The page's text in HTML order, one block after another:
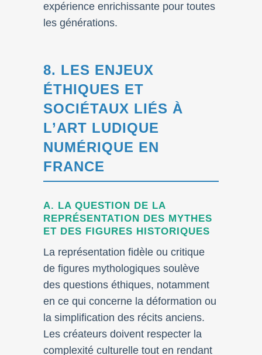
expérience enrichissante pour toutes
les générations.
8. LES ENJEUX
ÉTHIQUES ET
SOCIÉTAUX LIÉS À
L’ART LUDIQUE
NUMÉRIQUE EN
FRANCE
A. LA QUESTION DE LA
REPRÉSENTATION DES MYTHES
ET DES FIGURES HISTORIQUES
La représentation fidèle ou critique
de figures mythologiques soulève
des questions éthiques, notamment
en ce qui concerne la déformation ou
la simplification des récits anciens.
Les créateurs doivent respecter la
complexité culturelle tout en rendant